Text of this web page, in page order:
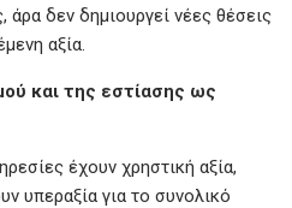
δεν δημιουργεί νέες θέσεις
αξία.
και της εστίασης ως
έχουν χρηστική αξία,
υπεραξία για το συνολικό